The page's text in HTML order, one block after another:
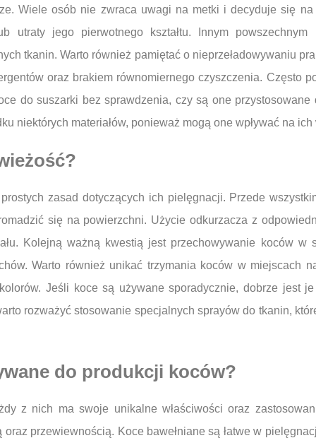
Wiele osób nie zwraca uwagi na metki i decyduje się
utraty jego pierwotnego kształtu. Innym powszechnym
tkanin. Warto również pamiętać o nieprzeładowywaniu
oraz brakiem równomiernego czyszczenia. Często
do suszarki bez sprawdzenia, czy są one przystosowane
niektórych materiałów, ponieważ mogą one wpływać na ich
zasad dotyczących ich pielęgnacji. Przede
się na powierzchni. Użycie odkurzacza z
Kolejną ważną kwestią jest przechowywanie koców w
Warto również unikać trzymania koców w miejscach
Jeśli koce są używane sporadycznie, dobrze jest
rozważyć stosowanie specjalnych sprayów do tkanin,
do produkcji koców?
z nich ma swoje unikalne właściwości oraz
przewiewnością. Koce bawełniane są łatwe w